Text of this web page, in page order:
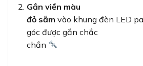
Gắn viền màu
đỏ sẫm vào khung đèn LED
góc được gắn chắc
chắn